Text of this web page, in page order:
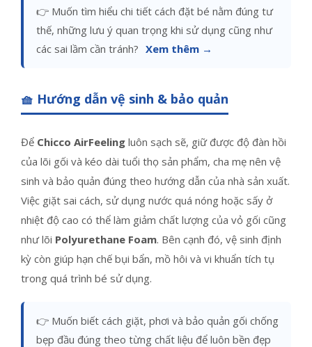
👉 Muốn tìm hiểu chi tiết cách đặt bé nằm đúng tư
thế, những lưu ý quan trọng khi sử dụng cũng như
các sai lầm cần tránh? Xem thêm →
🧺 Hướng dẫn vệ sinh & bảo quản
Để Chicco AirFeeling luôn sạch sẽ, giữ được độ đàn hồi
của lõi gối và kéo dài tuổi thọ sản phẩm, cha mẹ nên vệ
sinh và bảo quản đúng theo hướng dẫn của nhà sản xuất.
Việc giặt sai cách, sử dụng nước quá nóng hoặc sấy ở
nhiệt độ cao có thể làm giảm chất lượng của vỏ gối cũng
như lõi Polyurethane Foam. Bên cạnh đó, vệ sinh định
kỳ còn giúp hạn chế bụi bẩn, mồ hôi và vi khuẩn tích tụ
trong quá trình bé sử dụng.
👉 Muốn biết cách giặt, phơi và bảo quản gối chống
bẹp đầu đúng theo từng chất liệu để luôn bền đẹp